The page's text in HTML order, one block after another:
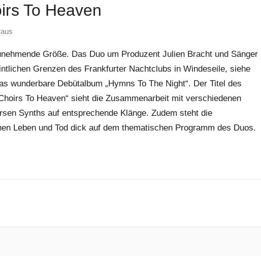
To Heaven
Größe. Das Duo um Produzent Julien Bracht und Sänger
Grenzen des Frankfurter Nachtclubs in Windeseile, siehe
wunderbare Debütalbum „Hymns To The Night“. Der Titel des
To Heaven“ sieht die Zusammenarbeit mit verschiedenen
Synths auf entsprechende Klänge. Zudem steht die
Leben und Tod dick auf dem thematischen Programm des Duos.